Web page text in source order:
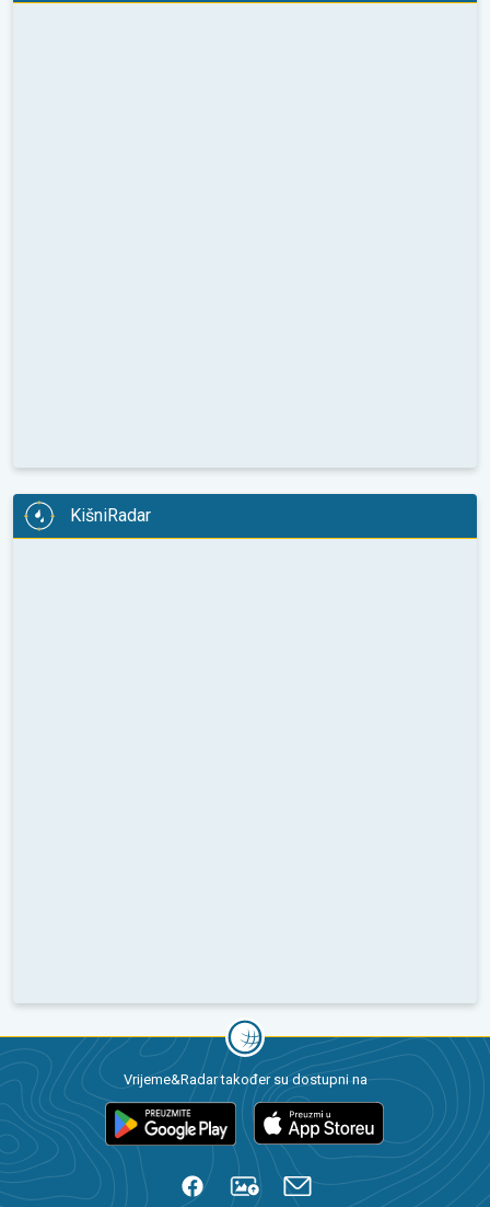
KišniRadar
Vrijeme&Radar također su dostupni na